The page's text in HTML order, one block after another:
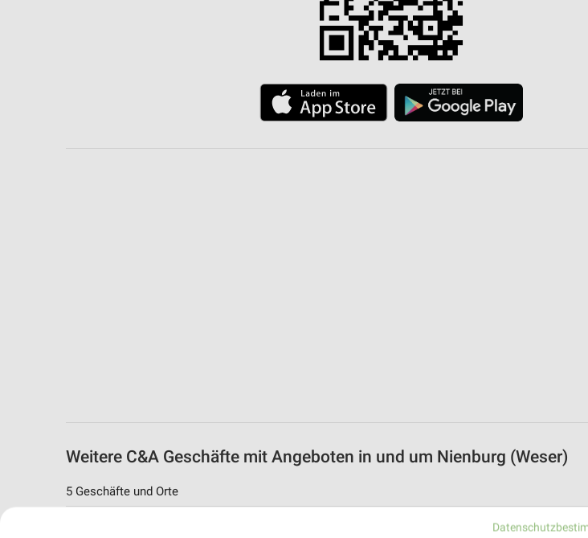
Weitere C&A Geschäfte mit Angeboten in und um Nienburg (Weser)
5 Geschäfte und Orte